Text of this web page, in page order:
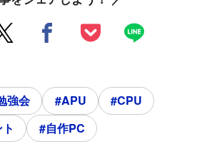
強会 #APU
#CPU
#自作PC